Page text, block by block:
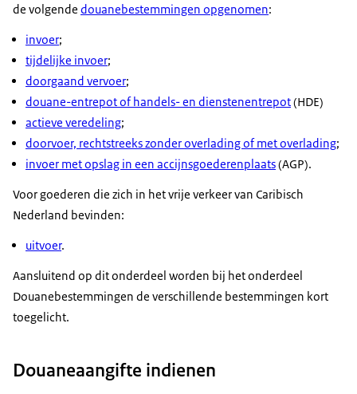
de volgende douanebestemmingen opgenomen:
invoer;
tijdelijke invoer;
doorgaand vervoer;
douane-entrepot of handels- en dienstenentrepot(HDE)
actieve veredeling;
doorvoer, rechtstreeks zonder overlading of met overlading;
invoer met opslag in een accijnsgoederenplaats(AGP).
Voor goederen die zich in het vrije verkeer van Caribisch
Nederland bevinden:
uitvoer.
Aansluitend op dit onderdeel worden bij het onderdeel
Douanebestemmingen de verschillende bestemmingen kort
toegelicht.
Douaneaangifte indienen